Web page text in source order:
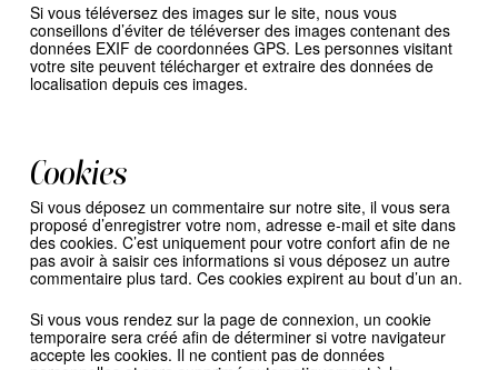
Si vous téléversez des images sur le site, nous vous
conseillons d’éviter de téléverser des images contenant des
données EXIF de coordonnées GPS. Les personnes visitant
votre site peuvent télécharger et extraire des données de
localisation depuis ces images.
Cookies
Si vous déposez un commentaire sur notre site, il vous sera
proposé d’enregistrer votre nom, adresse e-mail et site dans
des cookies. C’est uniquement pour votre confort afin de ne
pas avoir à saisir ces informations si vous déposez un autre
commentaire plus tard. Ces cookies expirent au bout d’un an.
Si vous vous rendez sur la page de connexion, un cookie
temporaire sera créé afin de déterminer si votre navigateur
accepte les cookies. Il ne contient pas de données